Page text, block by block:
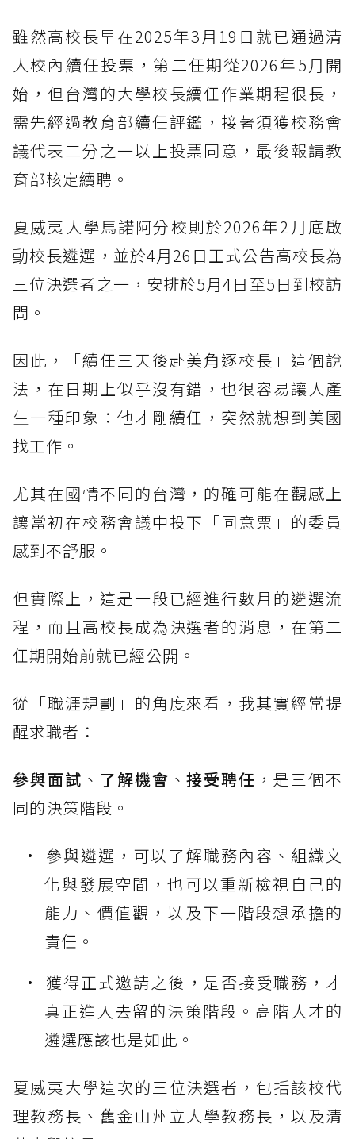
雖然高校長早在2025年3月19日就已通過清
大校內續任投票，第二任期從2026年5月開
始，但台灣的大學校長續任作業期程很長，
需先經過教育部續任評鑑，接著須獲校務會
議代表二分之一以上投票同意，最後報請教
育部核定續聘。
夏威夷大學馬諾阿分校則於2026年2月底啟
動校長遴選，並於4月26日正式公告高校長為
三位決選者之一，安排於5月4日至5日到校訪
問。
因此，「續任三天後赴美角逐校長」這個說
法，在日期上似乎沒有錯，也很容易讓人產
生一種印象：他才剛續任，突然就想到美國
找工作。
尤其在國情不同的台灣，的確可能在觀感上
讓當初在校務會議中投下「同意票」的委員
感到不舒服。
但實際上，這是一段已經進行數月的遴選流
程，而且高校長成為決選者的消息，在第二
任期開始前就已經公開。
從「職涯規劃」的角度來看，我其實經常提
醒求職者：
參與面試 、 了解機會 、接受聘任 ，是三個不
同的決策階段。
參與遴選，可以了解職務內容、組織文
化與發展空間，也可以重新檢視自己的
能力、價值觀，以及下一階段想承擔的
責任。
獲得正式邀請之後，是否接受職務，才
真正進入去留的決策階段。高階人才的
遴選應該也是如此。
夏威夷大學這次的三位決選者，包括該校代
理教務長、舊金山州立大學教務長，以及清